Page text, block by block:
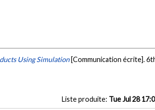
Using Simulation [Communication écrite].
Liste produite: Tue Jul 28